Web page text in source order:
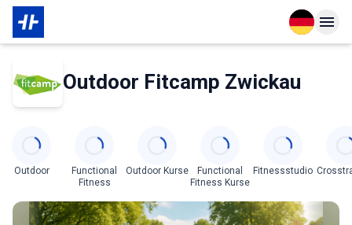
OpenOpen
Das Wichtigste zur Mitgliedschaft
Outdoor Fitcamp Zwickau
Categories
Outdoor
Functional
Fitness
Outdoor Kurse
Functional
Fitness Kurse
Fitnessstudio